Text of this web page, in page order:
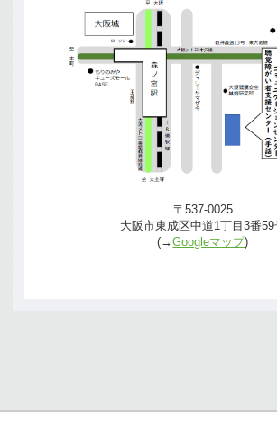
〒537-0025
大阪市東成区中道1丁目3番59
(→Googleマップ)